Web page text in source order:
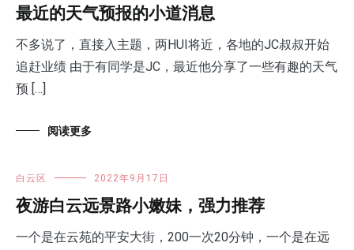
最近的天气预报的小道消息
不多说了，直接入主题，两HUI将近，各地的JC叔叔开始
追赶业绩 由于有同学是JC，最近他分享了一些有趣的天气
预 […]
阅读更多
白云区 2022年9月17日
夜游白云远景路小嫩妹，强力推荐
一个是在云苑的平安大街，200一次20分钟，一个是在远